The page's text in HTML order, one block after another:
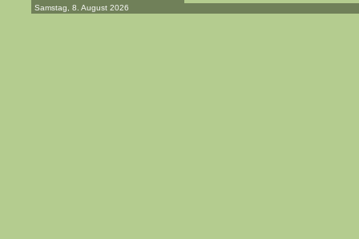
Samstag, 8. August 2026